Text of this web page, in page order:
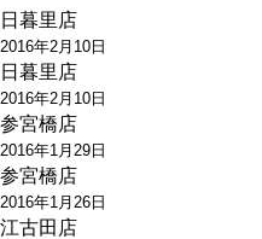
ゲ
ー
シ
ョ
ン
日暮里店
2016年2月10日
日暮里店
2016年2月10日
参宮橋店
2016年1月29日
参宮橋店
2016年1月26日
江古田店